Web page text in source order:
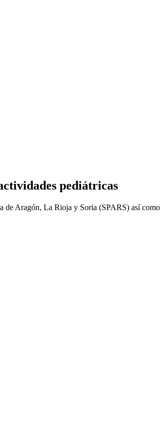
pediátricas
Aragón, La Rioja y Soria (SPARS) así